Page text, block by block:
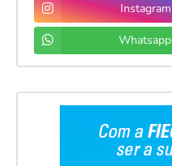
Instagram
Whatsapp